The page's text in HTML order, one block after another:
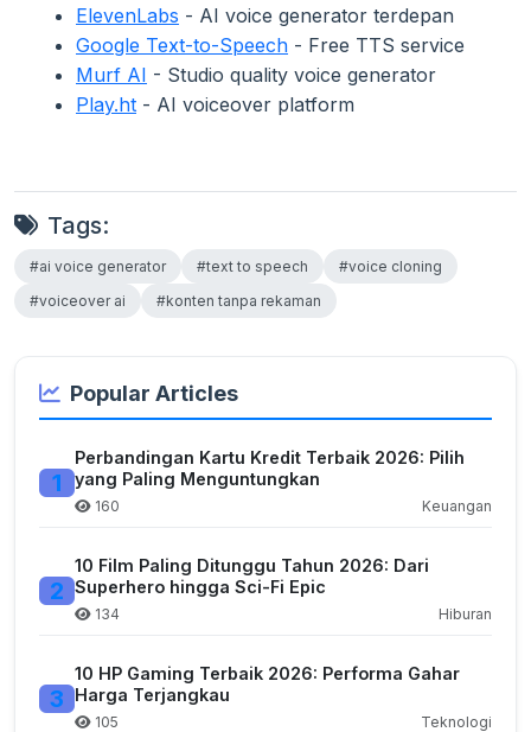
ElevenLabs - AI voice generator terdepan
Google Text-to-Speech - Free TTS service
Murf AI - Studio quality voice generator
Play.ht - AI voiceover platform
Tags:
#ai voice generator #text to speech
#voice cloning
#voiceover ai
#konten tanpa rekaman
Popular Articles
1
Perbandingan Kartu Kredit Terbaik 2026: Pilih
yang Paling Menguntungkan
160 Keuangan
2
10 Film Paling Ditunggu Tahun 2026: Dari
Superhero hingga Sci-Fi Epic
134 Hiburan
3
10 HP Gaming Terbaik 2026: Performa Gahar
Harga Terjangkau
105 Teknologi